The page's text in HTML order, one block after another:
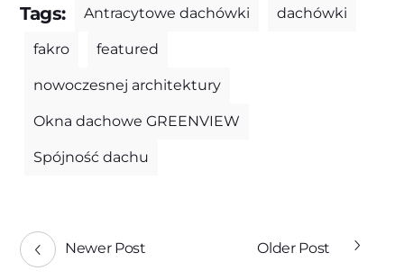
Tags: Antracytowe dachówki dachówki
fakro featured
nowoczesnej architektury
Okna dachowe GREENVIEW
Spójność dachu
Newer Post Older Post